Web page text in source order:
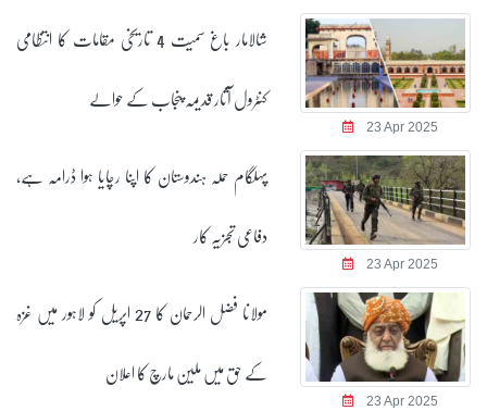
23 Apr 2025
شالامار باغ سمیت 4 تاریخی مقامات کا انتظامی
کنٹرول آثار قدیمہ پنجاب کے حوالے
23 Apr 2025
پہلگام حملہ ہندوستان کا اپنا رچایا ہوا ڈرامہ ہے،
دفاعی تجزیہ کار
23 Apr 2025
مولانا فضل الرحمان کا 27 اپریل کو لاہور میں غزہ
کے حق میں ملین مارچ کا اعلان